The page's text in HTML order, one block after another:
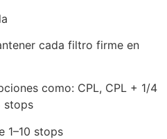
cada filtro firme en
como: CPL, CPL + 1/4
stops
1–10 stops